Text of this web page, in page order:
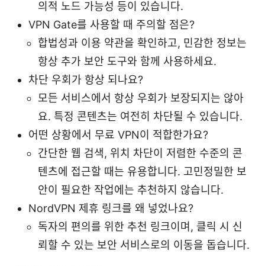
의적 노드 가능성 등이 있습니다.
VPN Gate를 사용할 때 주의할 점은?
합법성과 이용 약관을 확인하고, 민감한 정보는
항상 추가 보안 도구와 함께 사용하세요.
차단 우회가 항상 되나요?
모든 서비스에서 항상 우회가 보장되지는 않아
요. 특정 콘텐츠는 여전히 차단될 수 있습니다.
어떤 상황에서 무료 VPN이 적합한가요?
간단한 웹 검색, 위치 차단이 저렴한 수준의 콘
텐츠에 접근할 때는 유용합니다. 고민정밀한 보
안이 필요한 작업에는 추천하지 않습니다.
NordVPN 제휴 링크를 왜 넣었나요?
독자의 편의를 위한 추천 링크이며, 클릭 시 신
뢰할 수 있는 보안 서비스로의 이동을 돕습니다.